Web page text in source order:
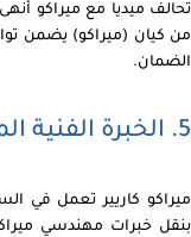
تحالف ميديا مع ميراكو
من كيان (ميراكو) يضمن
الضمان.
5. الخبرة الفنية المتراكمة
ميراكو كاريير تعمل في
بنقل خبرات مهندسي